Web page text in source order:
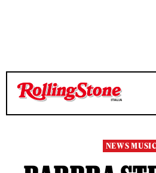
TEMPO DI LETTURA 3 MINUTI
TEMPO DI LETTURA 3 MINUTI
NEWS